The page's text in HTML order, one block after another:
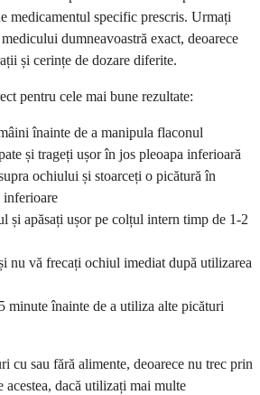
medicamentul specific prescris. Urmați
dumneavoastră exact, deoarece
și cerințe de dozare diferite.
pentru cele mai bune rezultate:
înainte de a manipula flaconul
și trageți ușor în jos pleoapa inferioară
ochiului și stoarceți o picătură în
inferioare
și apăsați ușor pe colțul intern timp de 1-2
nu vă frecați ochiul imediat după utilizarea
minute înainte de a utiliza alte picături
cu sau fără alimente, deoarece nu trec prin
acestea, dacă utilizați mai multe